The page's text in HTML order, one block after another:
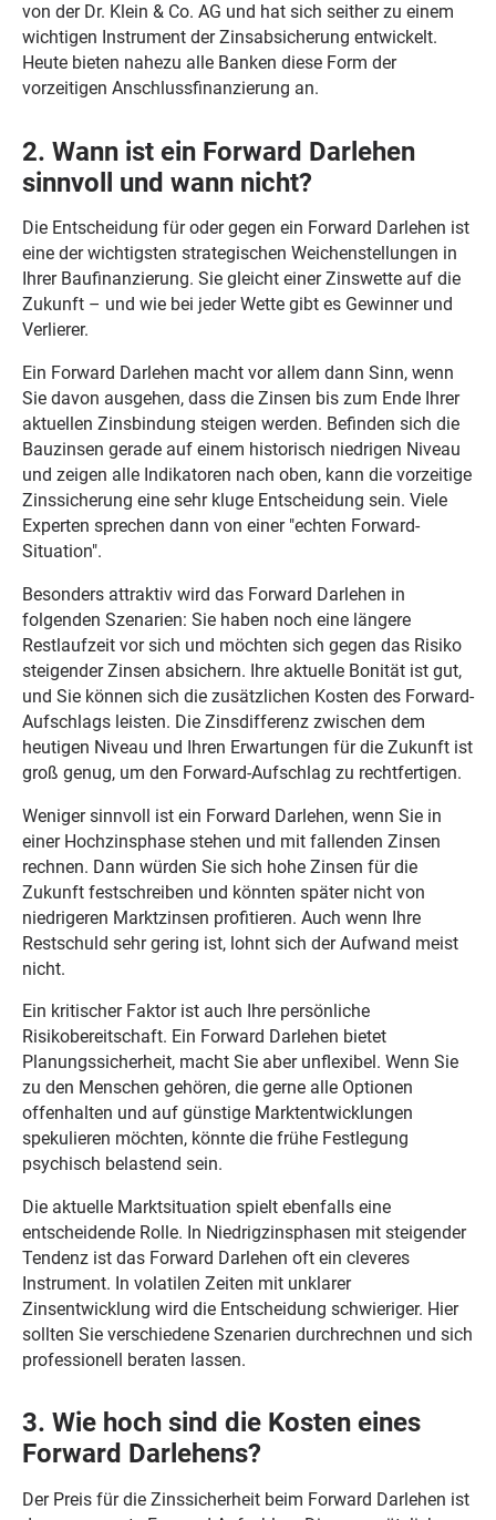
von der Dr. Klein & Co. AG und hat sich seither zu einem
wichtigen Instrument der Zinsabsicherung entwickelt.
Heute bieten nahezu alle Banken diese Form der
vorzeitigen Anschlussfinanzierung an.
2. Wann ist ein Forward Darlehen
sinnvoll und wann nicht?
Die Entscheidung für oder gegen ein Forward Darlehen ist
eine der wichtigsten strategischen Weichenstellungen in
Ihrer Baufinanzierung. Sie gleicht einer Zinswette auf die
Zukunft – und wie bei jeder Wette gibt es Gewinner und
Verlierer.
Ein Forward Darlehen macht vor allem dann Sinn, wenn
Sie davon ausgehen, dass die Zinsen bis zum Ende Ihrer
aktuellen Zinsbindung steigen werden. Befinden sich die
Bauzinsen gerade auf einem historisch niedrigen Niveau
und zeigen alle Indikatoren nach oben, kann die vorzeitige
Zinssicherung eine sehr kluge Entscheidung sein. Viele
Experten sprechen dann von einer "echten Forward-
Situation".
Besonders attraktiv wird das Forward Darlehen in
folgenden Szenarien: Sie haben noch eine längere
Restlaufzeit vor sich und möchten sich gegen das Risiko
steigender Zinsen absichern. Ihre aktuelle Bonität ist gut,
und Sie können sich die zusätzlichen Kosten des Forward-
Aufschlags leisten. Die Zinsdifferenz zwischen dem
heutigen Niveau und Ihren Erwartungen für die Zukunft ist
groß genug, um den Forward-Aufschlag zu rechtfertigen.
Weniger sinnvoll ist ein Forward Darlehen, wenn Sie in
einer Hochzinsphase stehen und mit fallenden Zinsen
rechnen. Dann würden Sie sich hohe Zinsen für die
Zukunft festschreiben und könnten später nicht von
niedrigeren Marktzinsen profitieren. Auch wenn Ihre
Restschuld sehr gering ist, lohnt sich der Aufwand meist
nicht.
Ein kritischer Faktor ist auch Ihre persönliche
Risikobereitschaft. Ein Forward Darlehen bietet
Planungssicherheit, macht Sie aber unflexibel. Wenn Sie
zu den Menschen gehören, die gerne alle Optionen
offenhalten und auf günstige Marktentwicklungen
spekulieren möchten, könnte die frühe Festlegung
psychisch belastend sein.
Die aktuelle Marktsituation spielt ebenfalls eine
entscheidende Rolle. In Niedrigzinsphasen mit steigender
Tendenz ist das Forward Darlehen oft ein cleveres
Instrument. In volatilen Zeiten mit unklarer
Zinsentwicklung wird die Entscheidung schwieriger. Hier
sollten Sie verschiedene Szenarien durchrechnen und sich
professionell beraten lassen.
3. Wie hoch sind die Kosten eines
Forward Darlehens?
Der Preis für die Zinssicherheit beim Forward Darlehen ist